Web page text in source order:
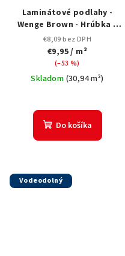
Laminátové podlahy -
Wenge Brown - Hrúbka 8
mm - bez V-drážky
€8,09 bez DPH
€9,95/ m²
(–53 %)
Skladom (30,94 m²)
Do košíka
Vodeodolný